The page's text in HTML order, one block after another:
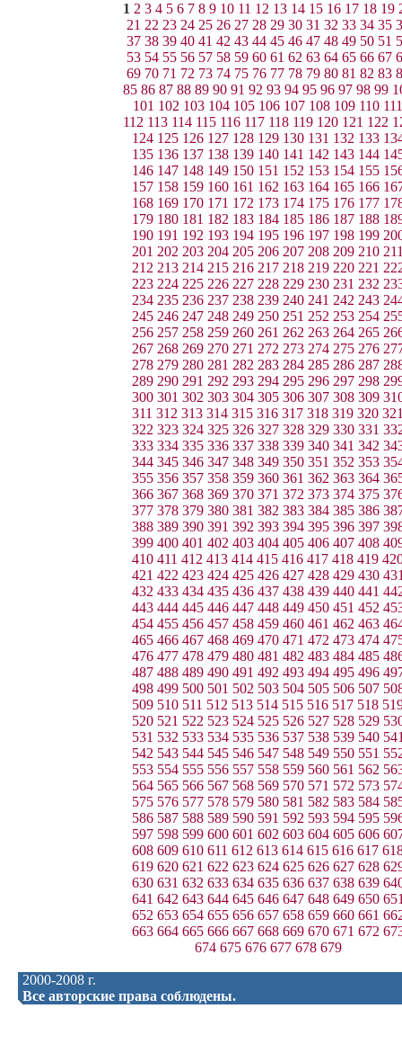
1 2 3 4 5 6 7 8 9 10 11 12 13 14 15 16 17 18 19
21 22 23 24 25 26 27 28 29 30 31 32 33 34 35
37 38 39 40 41 42 43 44 45 46 47 48 49 50 51
53 54 55 56 57 58 59 60 61 62 63 64 65 66 67
69 70 71 72 73 74 75 76 77 78 79 80 81 82 83
85 86 87 88 89 90 91 92 93 94 95 96 97 98 99
101 102 103 104 105 106 107 108 109 110 111
112 113 114 115 116 117 118 119 120 121 122
124 125 126 127 128 129 130 131 132 133
135 136 137 138 139 140 141 142 143 144
146 147 148 149 150 151 152 153 154 155
157 158 159 160 161 162 163 164 165 166
168 169 170 171 172 173 174 175 176 177
179 180 181 182 183 184 185 186 187 188
190 191 192 193 194 195 196 197 198 199
201 202 203 204 205 206 207 208 209 210
212 213 214 215 216 217 218 219 220 221
223 224 225 226 227 228 229 230 231 232
234 235 236 237 238 239 240 241 242 243
245 246 247 248 249 250 251 252 253 254
256 257 258 259 260 261 262 263 264 265
267 268 269 270 271 272 273 274 275 276
278 279 280 281 282 283 284 285 286 287
289 290 291 292 293 294 295 296 297 298
300 301 302 303 304 305 306 307 308 309
311 312 313 314 315 316 317 318 319 320
322 323 324 325 326 327 328 329 330 331
333 334 335 336 337 338 339 340 341 342
344 345 346 347 348 349 350 351 352 353
355 356 357 358 359 360 361 362 363 364
366 367 368 369 370 371 372 373 374 375
377 378 379 380 381 382 383 384 385 386
388 389 390 391 392 393 394 395 396 397
399 400 401 402 403 404 405 406 407 408
410 411 412 413 414 415 416 417 418 419
421 422 423 424 425 426 427 428 429 430
432 433 434 435 436 437 438 439 440 441
443 444 445 446 447 448 449 450 451 452
454 455 456 457 458 459 460 461 462 463
465 466 467 468 469 470 471 472 473 474
476 477 478 479 480 481 482 483 484 485
487 488 489 490 491 492 493 494 495 496
498 499 500 501 502 503 504 505 506 507
509 510 511 512 513 514 515 516 517 518
520 521 522 523 524 525 526 527 528 529
531 532 533 534 535 536 537 538 539 540
542 543 544 545 546 547 548 549 550 551
553 554 555 556 557 558 559 560 561 562
564 565 566 567 568 569 570 571 572 573
575 576 577 578 579 580 581 582 583 584
586 587 588 589 590 591 592 593 594 595
597 598 599 600 601 602 603 604 605 606
608 609 610 611 612 613 614 615 616 617
619 620 621 622 623 624 625 626 627 628
630 631 632 633 634 635 636 637 638 639
641 642 643 644 645 646 647 648 649 650
652 653 654 655 656 657 658 659 660 661
663 664 665 666 667 668 669 670 671 672
674 675 676 677 678 679
2000-2008 г.
Все авторские права соблюдены.